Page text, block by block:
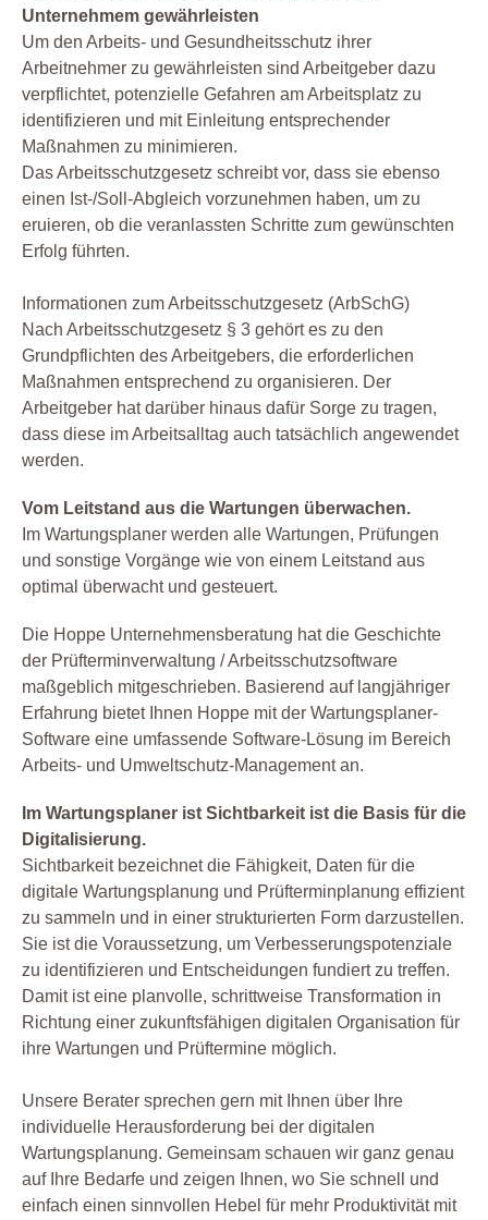
Unternehmem gewährleisten
Um den Arbeits- und Gesundheitsschutz ihrer
Arbeitnehmer zu gewährleisten sind Arbeitgeber dazu
verpflichtet, potenzielle Gefahren am Arbeitsplatz zu
identifizieren und mit Einleitung entsprechender
Maßnahmen zu minimieren.
Das Arbeitsschutzgesetz schreibt vor, dass sie ebenso
einen Ist-/Soll-Abgleich vorzunehmen haben, um zu
eruieren, ob die veranlassten Schritte zum gewünschten
Erfolg führten.
Informationen zum Arbeitsschutzgesetz (ArbSchG)
Nach Arbeitsschutzgesetz § 3 gehört es zu den
Grundpflichten des Arbeitgebers, die erforderlichen
Maßnahmen entsprechend zu organisieren. Der
Arbeitgeber hat darüber hinaus dafür Sorge zu tragen,
dass diese im Arbeitsalltag auch tatsächlich angewendet
werden.
Vom Leitstand aus die Wartungen überwachen.
Im Wartungsplaner werden alle Wartungen, Prüfungen
und sonstige Vorgänge wie von einem Leitstand aus
optimal überwacht und gesteuert.
Die Hoppe Unternehmensberatung hat die Geschichte
der Prüfterminverwaltung / Arbeitsschutzsoftware
maßgeblich mitgeschrieben. Basierend auf langjähriger
Erfahrung bietet Ihnen Hoppe mit der Wartungsplaner-
Software eine umfassende Software-Lösung im Bereich
Arbeits- und Umweltschutz-Management an.
Im Wartungsplaner ist Sichtbarkeit ist die Basis für die
Digitalisierung.
Sichtbarkeit bezeichnet die Fähigkeit, Daten für die
digitale Wartungsplanung und Prüfterminplanung effizient
zu sammeln und in einer strukturierten Form darzustellen.
Sie ist die Voraussetzung, um Verbesserungspotenziale
zu identifizieren und Entscheidungen fundiert zu treffen.
Damit ist eine planvolle, schrittweise Transformation in
Richtung einer zukunftsfähigen digitalen Organisation für
ihre Wartungen und Prüftermine möglich.
Unsere Berater sprechen gern mit Ihnen über Ihre
individuelle Herausforderung bei der digitalen
Wartungsplanung. Gemeinsam schauen wir ganz genau
auf Ihre Bedarfe und zeigen Ihnen, wo Sie schnell und
einfach einen sinnvollen Hebel für mehr Produktivität mit